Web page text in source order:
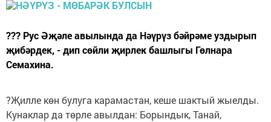
??? Рус Әҗәле авылында да Нәүрүз бәйрәме уздырып
җибәрдек, - дип сөйли җирлек башлыгы Гөлнара
Семахина.
?Җилле көн булуга карамастан, кеше шактый жыелды.
Кунаклар да төрле авылдан: Борындык, Танай,